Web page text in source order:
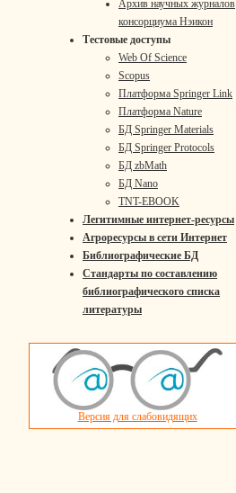
Архив научных журналов
консорциума Нэикон
Тестовые доступы
Web Of Science
Scopus
Платформа Springer Link
Платформа Nature
БД Springer Materials
БД Springer Protocols
БД zbMath
БД Nano
TNT-EBOOK
Легитимные интернет-ресурсы
Агроресурсы в сети Интернет
Библиографические БД
Стандарты по составлению
библиографического списка
литературы
Версия для слабовидящих